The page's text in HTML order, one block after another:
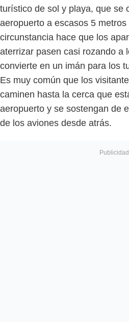
turístico de sol y playa, que se
aeropuerto a escasos 5
circunstancia hace que los
aterrizar pasen casi rozando a
convierte en un imán para los
Es muy común que los
caminen hasta la cerca que
aeropuerto y se sostengan de
de los aviones desde atrás.